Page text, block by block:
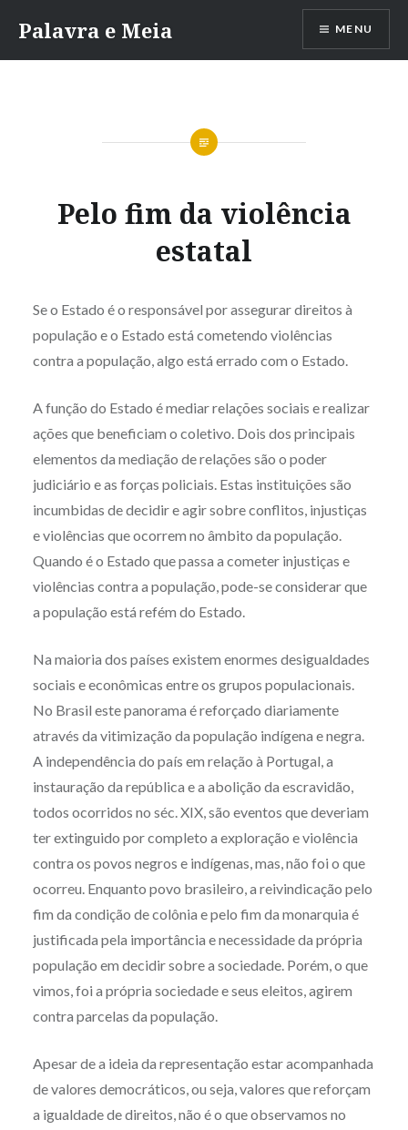
content
Palavra e Meia MENU
Pelo fim da violência
estatal
Se o Estado é o responsável por assegurar direitos à
população e o Estado está cometendo violências
contra a população, algo está errado com o Estado.
A função do Estado é mediar relações sociais e realizar
ações que beneficiam o coletivo. Dois dos principais
elementos da mediação de relações são o poder
judiciário e as forças policiais. Estas instituições são
incumbidas de decidir e agir sobre conflitos, injustiças
e violências que ocorrem no âmbito da população.
Quando é o Estado que passa a cometer injustiças e
violências contra a população, pode-se considerar que
a população está refém do Estado.
Na maioria dos países existem enormes desigualdades
sociais e econômicas entre os grupos populacionais.
No Brasil este panorama é reforçado diariamente
através da vitimização da população indígena e negra.
A independência do país em relação à Portugal, a
instauração da república e a abolição da escravidão,
todos ocorridos no séc. XIX, são eventos que deveriam
ter extinguido por completo a exploração e violência
contra os povos negros e indígenas, mas, não foi o que
ocorreu. Enquanto povo brasileiro, a reivindicação pelo
fim da condição de colônia e pelo fim da monarquia é
justificada pela importância e necessidade da própria
população em decidir sobre a sociedade. Porém, o que
vimos, foi a própria sociedade e seus eleitos, agirem
contra parcelas da população.
Apesar de a ideia da representação estar acompanhada
de valores democráticos, ou seja, valores que reforçam
a igualdade de direitos, não é o que observamos no